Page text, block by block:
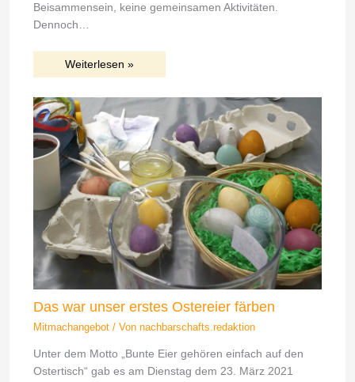
Beisammensein, keine gemeinsamen Aktivitäten.
Dennoch…
Weiterlesen »
Das war unser erstes Ostereier färben
Mitmachangebot/ Von nachbarschafts.redaktion
Unter dem Motto „Bunte Eier gehören einfach auf den
Ostertisch“ gab es am Dienstag dem 23. März 2021